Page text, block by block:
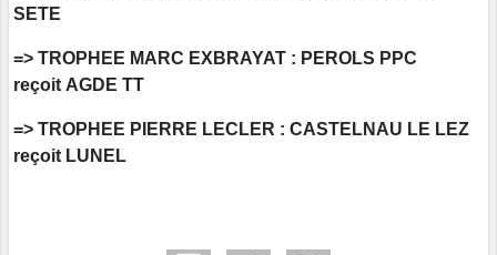
SETE
=> TROPHEE MARC EXBRAYAT : PEROLS PPC
reçoit AGDE TT
=> TROPHEE PIERRE LECLER : CASTELNAU LE LEZ
reçoit LUNEL